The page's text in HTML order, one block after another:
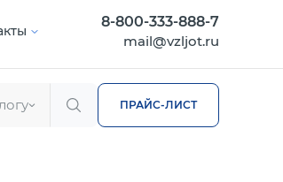
8-800-333-888-7
mail@vzljot.ru
ПРАЙС-ЛИСТ